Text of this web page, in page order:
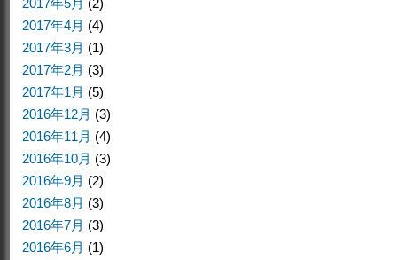
2017年4月 (4)
2017年3月 (1)
2017年2月 (3)
2017年1月 (5)
2016年12月 (3)
2016年11月 (4)
2016年10月 (3)
2016年9月 (2)
2016年8月 (3)
2016年7月 (3)
2016年6月 (1)